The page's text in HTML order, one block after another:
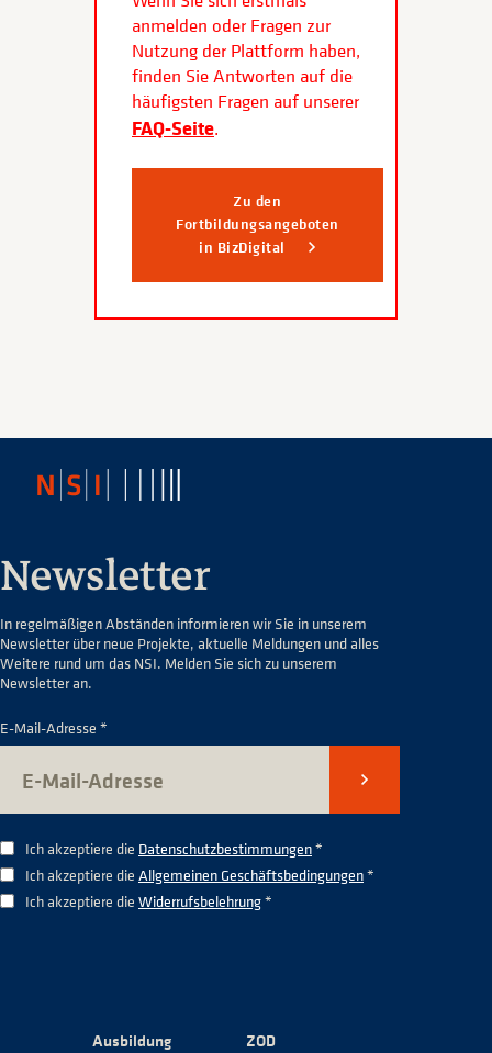
anmelden oder Fragen zur
Nutzung der Plattform haben,
finden Sie Antworten auf die
häufigsten Fragen auf unserer
FAQ-Seite.
Zu den
Fortbildungsangeboten
in BizDigital
Newsletter
In regelmäßigen Abständen informieren wir Sie in unserem
Newsletter über neue Projekte, aktuelle Meldungen und alles
Weitere rund um das NSI. Melden Sie sich zu unserem
Newsletter an.
E-Mail-Adresse *
Senden
Ich akzeptiere die Datenschutzbestimmungen*
Ich akzeptiere die Allgemeinen Geschäftsbedingungen*
Ich akzeptiere die Widerrufsbelehrung*
Ausbildung ZOD